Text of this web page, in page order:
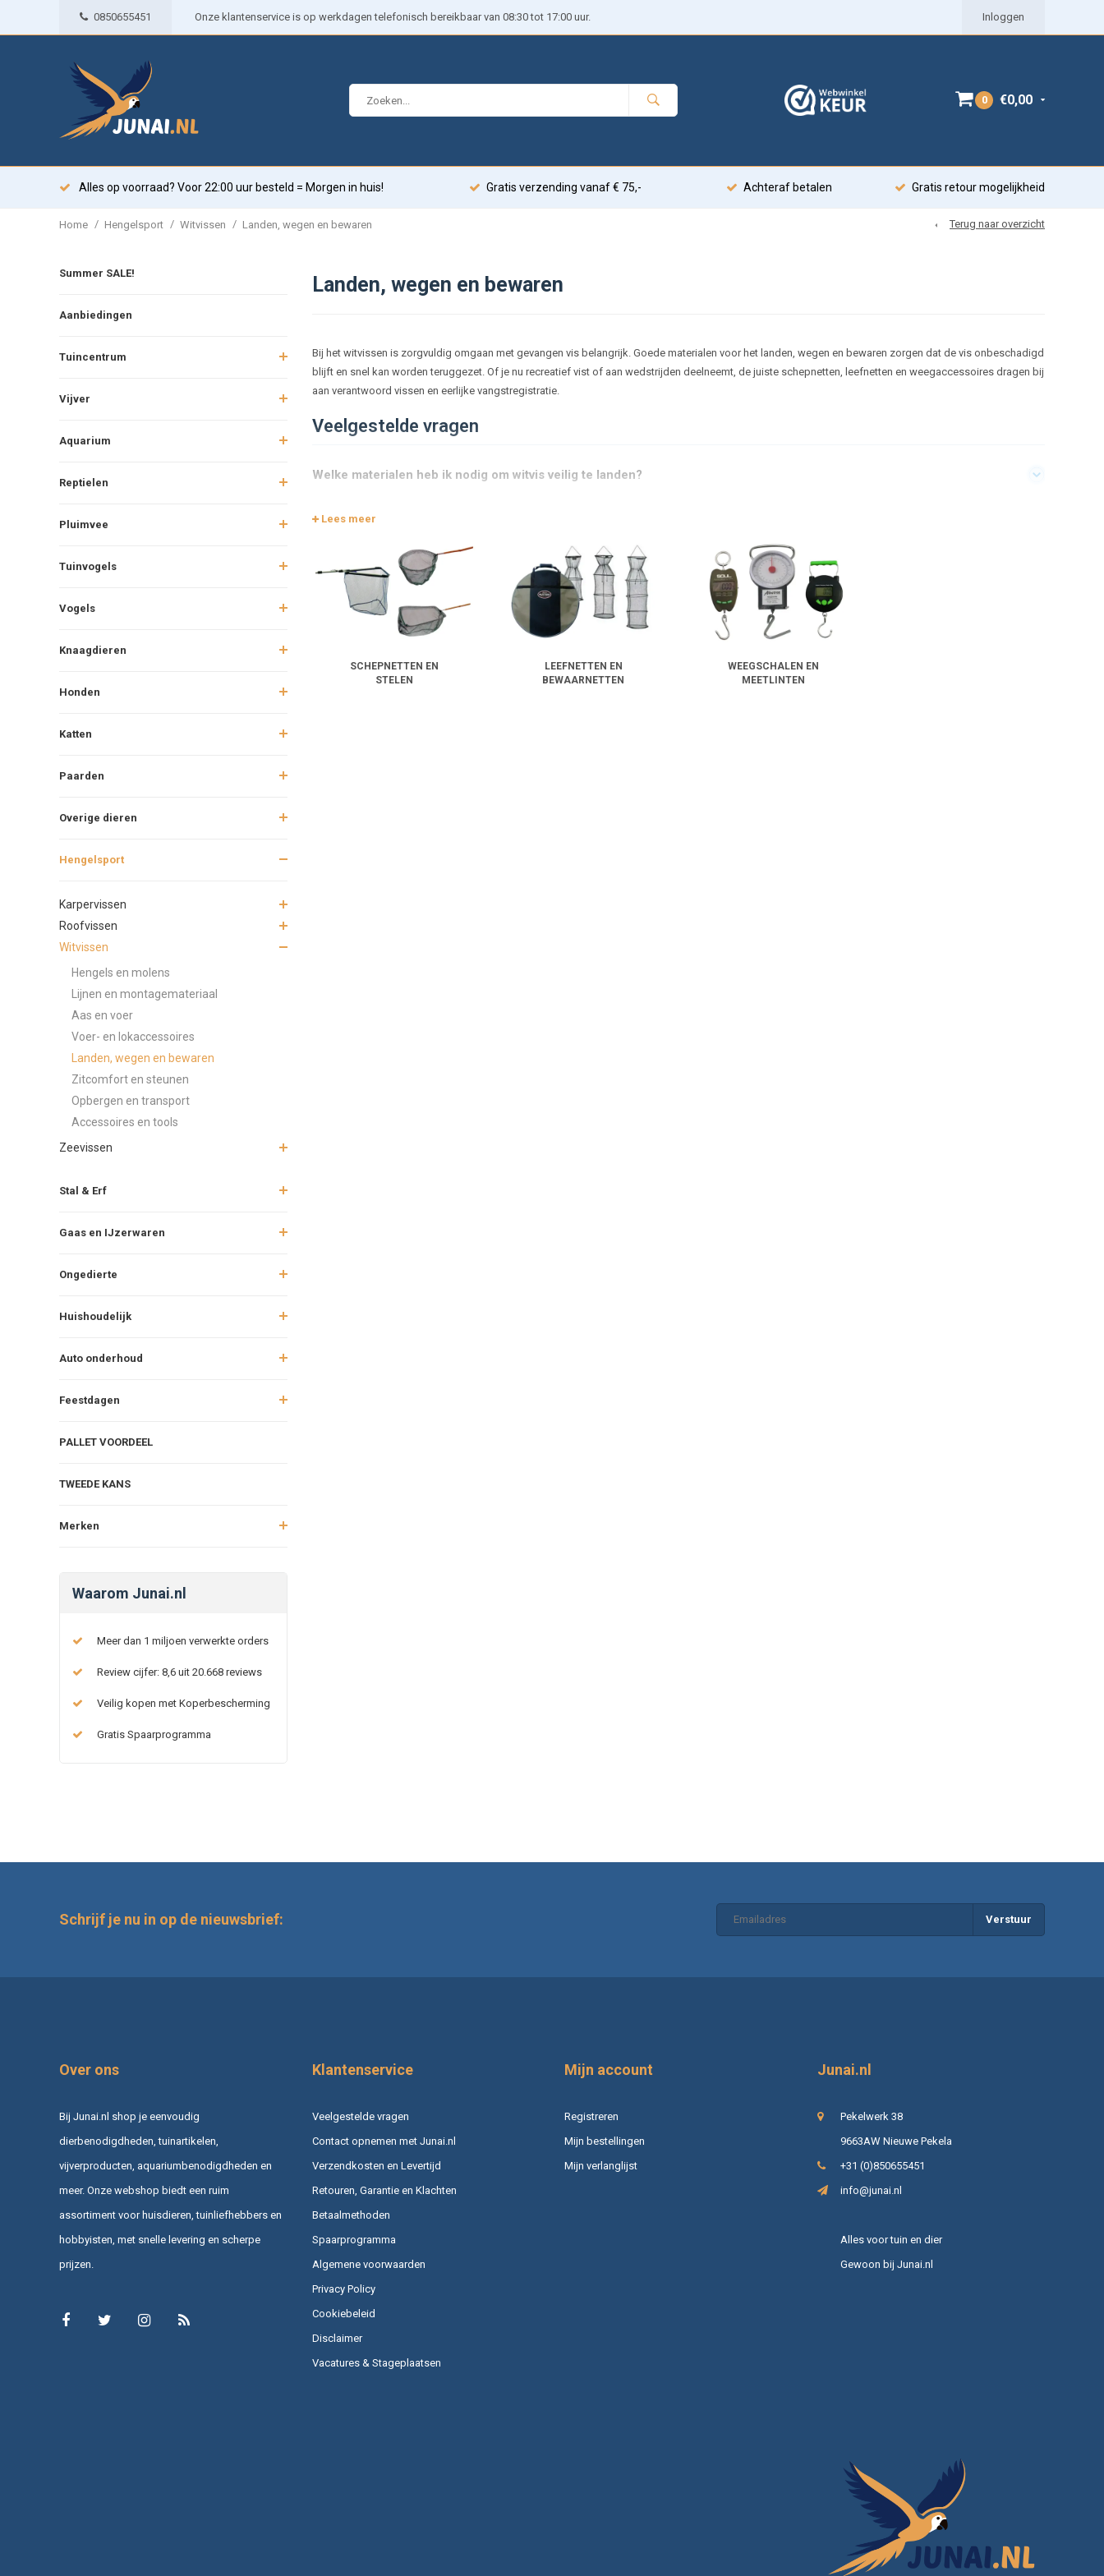
0850655451 Onze klantenservice is op werkdagen telefonisch bereikbaar van 08:30 tot 17:00 uur. Inloggen
0 €0,00
Alles op voorraad? Voor 22:00 uur besteld = Morgen in huis! Gratis verzending vanaf € 75,- Achteraf betalen Gratis retour mogelijkheid
Home / Hengelsport / Witvissen / Landen, wegen en bewaren Terug naar overzicht
Summer SALE!
Aanbiedingen
Tuincentrum
Vijver
Aquarium
Reptielen
Pluimvee
Tuinvogels
Vogels
Knaagdieren
Honden
Katten
Paarden
Overige dieren
Hengelsport
Karpervissen
Roofvissen
Witvissen
Hengels en molens
Lijnen en montagemateriaal
Aas en voer
Voer- en lokaccessoires
Landen, wegen en bewaren
Zitcomfort en steunen
Opbergen en transport
Accessoires en tools
Zeevissen
Stal & Erf
Gaas en IJzerwaren
Ongedierte
Huishoudelijk
Auto onderhoud
Feestdagen
PALLET VOORDEEL
TWEEDE KANS
Merken
Waarom Junai.nl
Meer dan 1 miljoen verwerkte orders
Review cijfer: 8,6 uit 20.668 reviews
Veilig kopen met Koperbescherming
Gratis Spaarprogramma
Landen, wegen en bewaren
Bij het witvissen is zorgvuldig omgaan met gevangen vis belangrijk. Goede materialen voor het landen, wegen en bewaren zorgen dat de vis onbeschadigd
blijft en snel kan worden teruggezet. Of je nu recreatief vist of aan wedstrijden deelneemt, de juiste schepnetten, leefnetten en weegaccessoires dragen bij
aan verantwoord vissen en eerlijke vangstregistratie.
Veelgestelde vragen
Welke materialen heb ik nodig om witvis veilig te landen?
Hoe gebruik ik een leefnet op de juiste manier?
Welke weegaccessoires gebruik ik bij witvissen?
Waar moet ik op letten bij het kiezen van een leefnet?
Hoe kan ik vissen het beste wegen zonder schade?
Lees meer
SCHEPNETTEN EN
STELEN
LEEFNETTEN EN
BEWAARNETTEN
WEEGSCHALEN EN
MEETLINTEN
Schrijf je nu in op de nieuwsbrief: Verstuur
Over ons
Bij Junai.nl shop je eenvoudig
dierbenodigdheden, tuinartikelen,
vijverproducten, aquariumbenodigdheden en
meer. Onze webshop biedt een ruim
assortiment voor huisdieren, tuinliefhebbers en
hobbyisten, met snelle levering en scherpe
prijzen.
Klantenservice
Veelgestelde vragen
Contact opnemen met Junai.nl
Verzendkosten en Levertijd
Retouren, Garantie en Klachten
Betaalmethoden
Spaarprogramma
Algemene voorwaarden
Privacy Policy
Cookiebeleid
Disclaimer
Vacatures & Stageplaatsen
Mijn account
Registreren
Mijn bestellingen
Mijn verlanglijst
Junai.nl
Pekelwerk 38
9663AW Nieuwe Pekela
+31 (0)850655451
info@junai.nl
Alles voor tuin en dier
Gewoon bij Junai.nl